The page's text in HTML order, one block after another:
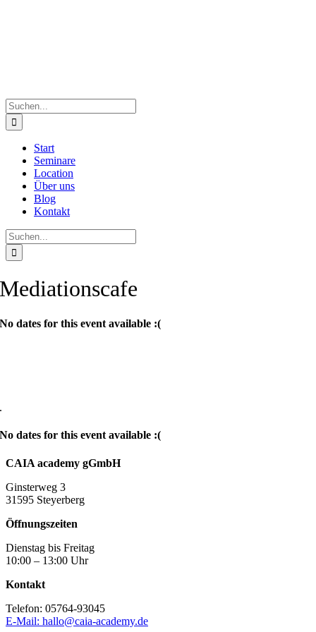
Suche
nach:
Start
Seminare
Location
Über uns
Blog
Kontakt
Suche
nach:
Mediationscafe
No dates for this event available :(
.
No dates for this event available :(
CAIA academy gGmbH
Ginsterweg 3
31595 Steyerberg
Öffnungszeiten
Dienstag bis Freitag
10:00 – 13:00 Uhr
Kontakt
Telefon: 05764-93045
E-Mail: hallo@caia-academy.de